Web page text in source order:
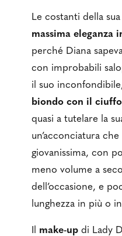
Le costanti della
massima eleganza
perché Diana
con improbabili
il suo
biondo con il
quasi a tutelare la
un’acconciatura
giovanissima, con
meno volume a
dell’occasione, e
lunghezza in più o
make-up di Lady